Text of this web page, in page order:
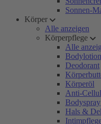
Sonnen-
Körper
Alle anzeigen
Körperpflege
Alle
Bodylotion
Deodorant
Körperöl
Anti-
Bodyspray
Hals &